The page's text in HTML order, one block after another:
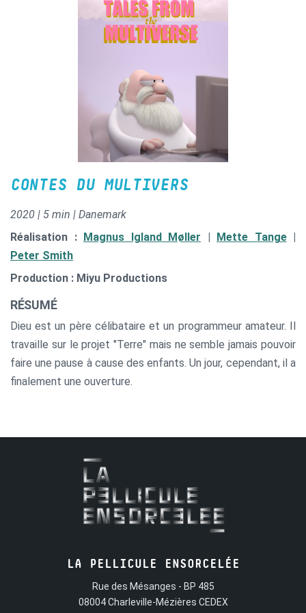
CONTES DU MULTIVERS
2020 | 5 min | Danemark
Réalisation : Magnus Igland Møller | Mette Tange|
Peter Smith
Production : Miyu Productions
RÉSUMÉ
Dieu est un père célibataire et un programmeur amateur. Il
travaille sur le projet "Terre" mais ne semble jamais pouvoir
faire une pause à cause des enfants. Un jour, cependant, il a
finalement une ouverture.
LA PELLICULE ENSORCELÉE
Rue des Mésanges - BP 485
08004 Charleville-Mézières CEDEX